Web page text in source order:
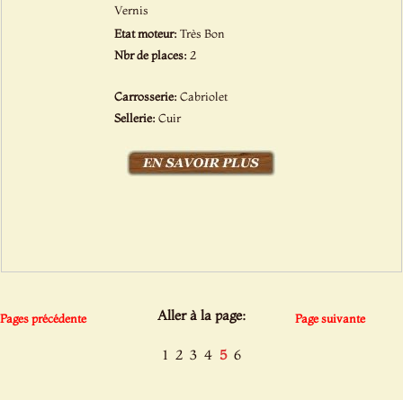
Vernis
Etat moteur:Très Bon
Nbr de places: 2
Carrosserie:Cabriolet
Sellerie:Cuir
Pages précédente Aller à la page: Page suivante
1 2 3 4 5 6